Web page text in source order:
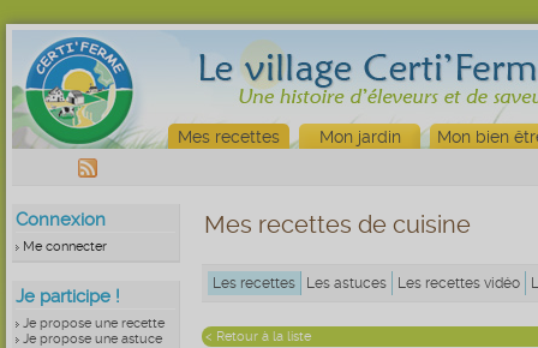
Mes recettes Mon jardin Mon bien
Connexion
Me connecter
Je participe !
Je propose une recette
Je propose une astuce
Mes recettes de cuisine
Les recettes Les astuces Les recettes vidéo
< Retour à la liste